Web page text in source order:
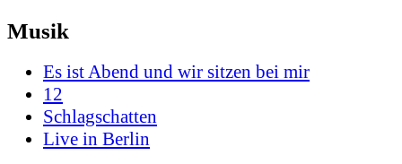
Musik
Es ist Abend und wir sitzen bei mir
12
Schlagschatten
Live in Berlin